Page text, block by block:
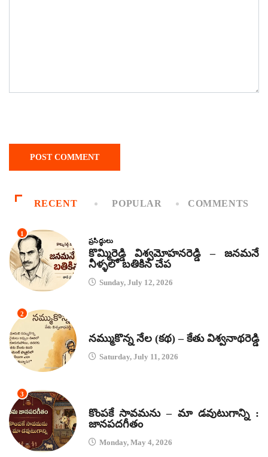
RECENT POPULAR COMMENTS
1
ప్రసిద్ధులు
కొమ్మిరెడ్డి విశ్వమోహనరెడ్డి – జనమనే
నీళ్ళలో బతికిన చేప
Sunday, July 12, 2026
2
నమ్ముకొన్న నేల (కథ) – కేతు విశ్వనాథరెడ్డి
Saturday, July 11, 2026
3
కొంపకే సావమను – మా డవుటుగాన్ని :
జానపదగీతం
Monday, May 4, 2026